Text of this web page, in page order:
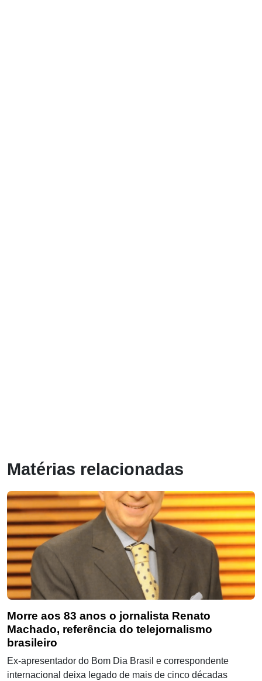
Matérias relacionadas
Morre aos 83 anos o jornalista Renato
Machado, referência do telejornalismo
brasileiro
Ex-apresentador do Bom Dia Brasil e correspondente
internacional deixa legado de mais de cinco décadas